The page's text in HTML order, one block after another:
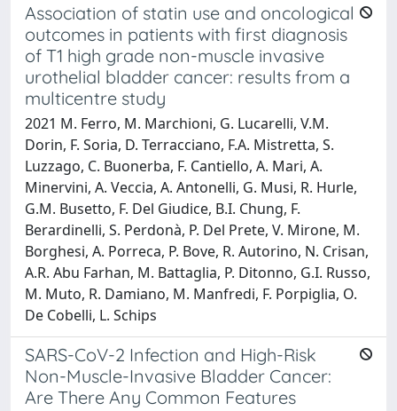
Association of statin use and oncological
outcomes in patients with first diagnosis
of T1 high grade non-muscle invasive
urothelial bladder cancer: results from a
multicentre study
2021 M. Ferro, M. Marchioni, G. Lucarelli, V.M.
Dorin, F. Soria, D. Terracciano, F.A. Mistretta, S.
Luzzago, C. Buonerba, F. Cantiello, A. Mari, A.
Minervini, A. Veccia, A. Antonelli, G. Musi, R. Hurle,
G.M. Busetto, F. Del Giudice, B.I. Chung, F.
Berardinelli, S. Perdonà, P. Del Prete, V. Mirone, M.
Borghesi, A. Porreca, P. Bove, R. Autorino, N. Crisan,
A.R. Abu Farhan, M. Battaglia, P. Ditonno, G.I. Russo,
M. Muto, R. Damiano, M. Manfredi, F. Porpiglia, O.
De Cobelli, L. Schips
SARS-CoV-2 Infection and High-Risk
Non-Muscle-Invasive Bladder Cancer:
Are There Any Common Features